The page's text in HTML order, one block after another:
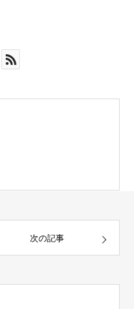
次の記事